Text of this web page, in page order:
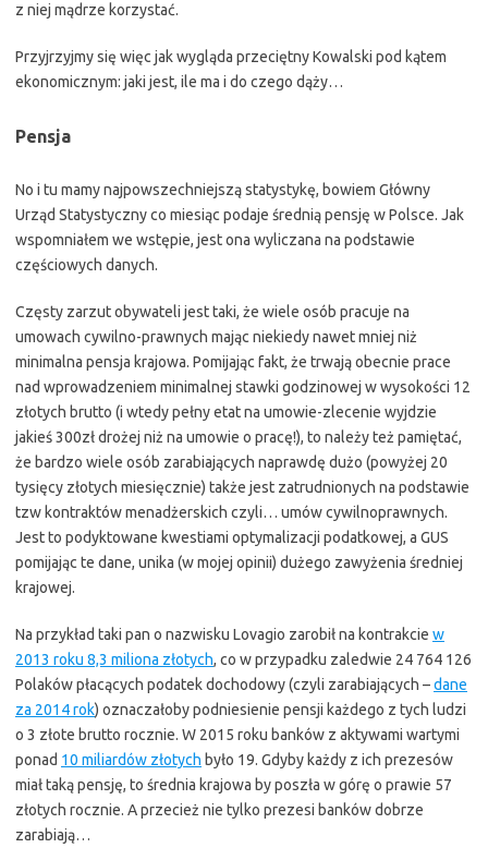
z niej mądrze korzystać.
Przyjrzyjmy się więc jak wygląda przeciętny Kowalski pod kątem
ekonomicznym: jaki jest, ile ma i do czego dąży…
Pensja
No i tu mamy najpowszechniejszą statystykę, bowiem Główny
Urząd Statystyczny co miesiąc podaje średnią pensję w Polsce. Jak
wspomniałem we wstępie, jest ona wyliczana na podstawie
częściowych danych.
Częsty zarzut obywateli jest taki, że wiele osób pracuje na
umowach cywilno-prawnych mając niekiedy nawet mniej niż
minimalna pensja krajowa. Pomijając fakt, że trwają obecnie prace
nad wprowadzeniem minimalnej stawki godzinowej w wysokości 12
złotych brutto (i wtedy pełny etat na umowie-zlecenie wyjdzie
jakieś 300zł drożej niż na umowie o pracę!), to należy też pamiętać,
że bardzo wiele osób zarabiających naprawdę dużo (powyżej 20
tysięcy złotych miesięcznie) także jest zatrudnionych na podstawie
tzw kontraktów menadżerskich czyli… umów cywilnoprawnych.
Jest to podyktowane kwestiami optymalizacji podatkowej, a GUS
pomijając te dane, unika (w mojej opinii) dużego zawyżenia średniej
krajowej.
Na przykład taki pan o nazwisku Lovagio zarobił na kontrakcie w
2013 roku 8,3 miliona złotych, co w przypadku zaledwie 24 764 126
Polaków płacących podatek dochodowy (czyli zarabiających –dane
za 2014 rok) oznaczałoby podniesienie pensji każdego z tych ludzi
o 3 złote brutto rocznie. W 2015 roku banków z aktywami wartymi
ponad 10 miliardów złotych było 19. Gdyby każdy z ich prezesów
miał taką pensję, to średnia krajowa by poszła w górę o prawie 57
złotych rocznie. A przecież nie tylko prezesi banków dobrze
zarabiają…